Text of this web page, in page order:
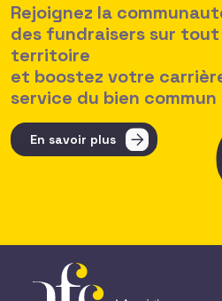
Rejoignez la
des fundraisers sur tout
territoire
et boostez votre
service du bien commun
En savoir plus